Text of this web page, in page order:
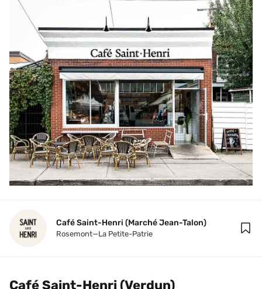
Café Saint-Henri (Marché Jean-Talon)
Rosemont—La Petite-Patrie
Café Saint-Henri (Verdun)